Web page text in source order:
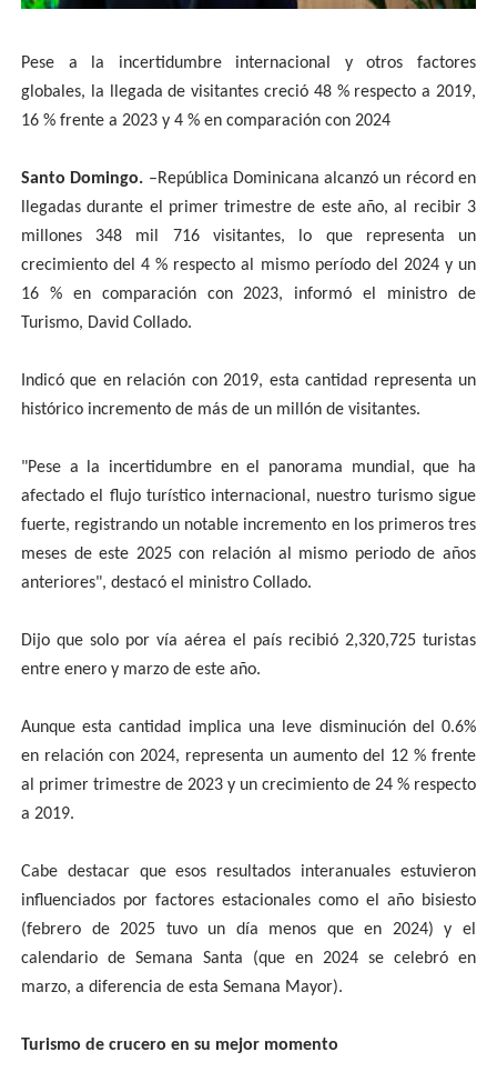
Pese a la incertidumbre internacional y otros factores
globales, la llegada de visitantes creció 48 % respecto a 2019,
16 % frente a 2023 y 4 % en comparación con 2024
Santo Domingo. –República Dominicana alcanzó un récord en
llegadas durante el primer trimestre de este año, al recibir 3
millones 348 mil 716 visitantes, lo que representa un
crecimiento del 4 % respecto al mismo período del 2024 y un
16 % en comparación con 2023, informó el ministro de
Turismo, David Collado.
Indicó que en relación con 2019, esta cantidad representa un
histórico incremento de más de un millón de visitantes.
"Pese a la incertidumbre en el panorama mundial, que ha
afectado el flujo turístico internacional, nuestro turismo sigue
fuerte, registrando un notable incremento en los primeros tres
meses de este 2025 con relación al mismo periodo de años
anteriores", destacó el ministro Collado.
Dijo que solo por vía aérea el país recibió 2,320,725 turistas
entre enero y marzo de este año.
Aunque esta cantidad implica una leve disminución del 0.6%
en relación con 2024, representa un aumento del 12 % frente
al primer trimestre de 2023 y un crecimiento de 24 % respecto
a 2019.
Cabe destacar que esos resultados interanuales estuvieron
influenciados por factores estacionales como el año bisiesto
(febrero de 2025 tuvo un día menos que en 2024) y el
calendario de Semana Santa (que en 2024 se celebró en
marzo, a diferencia de esta Semana Mayor).
Turismo de crucero en su mejor momento